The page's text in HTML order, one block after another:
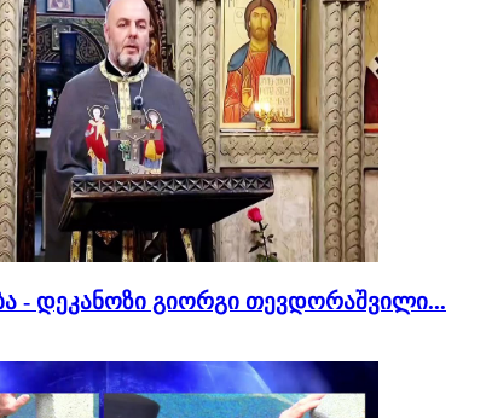
- დეკანოზი გიორგი თევდორაშვილი...